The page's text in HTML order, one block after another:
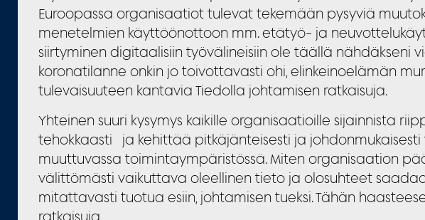
Euroopassa organisaatiot tulevat tekemään pysyviä
menetelmien käyttöönottoon mm. etätyö- ja
siirtyminen digitaalisiin työvälineisiin ole täällä nähdäkseni
koronatilanne onkin jo toivottavasti ohi, elinkeinoelämän
tulevaisuuteen kantavia Tiedolla johtamisen ratkaisuja.
Yhteinen suuri kysymys kaikille organisaatioille sijainnista
tehokkaasti ja kehittää pitkäjänteisesti ja johdonmukaisesti
muuttuvassa toimintaympäristössä. Miten organisaation
välittömästi vaikuttava oleellinen tieto ja olosuhteet
mitattavasti tuotua esiin, johtamisen tueksi. Tähän
ratkaisuja.